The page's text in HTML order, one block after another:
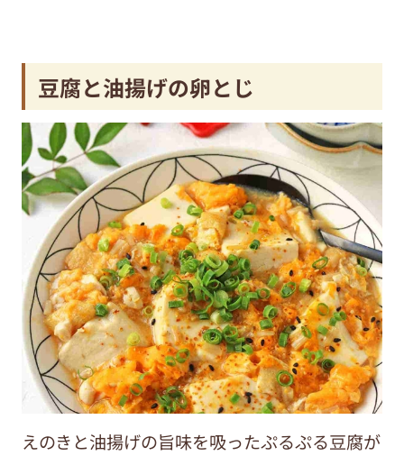
豆腐と油揚げの卵とじ
えのきと油揚げの旨味を吸ったぷるぷる豆腐が